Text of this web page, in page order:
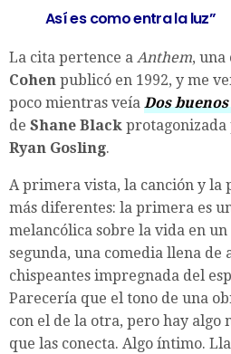
Así es como entra la luz”
La cita pertence a Anthem, una
Cohen publicó en 1992, y me
poco mientras veía Dos
de Shane Black protagonizada
Ryan Gosling.
A primera vista, la canción y la
más diferentes: la primera es
melancólica sobre la vida en
segunda, una comedia llena de
chispeantes impregnada del
Parecería que el tono de una
con el de la otra, pero hay algo
que las conecta. Algo íntimo.